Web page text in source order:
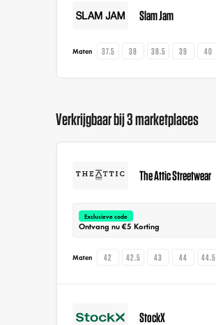
Slam Jam
Maten 37.5 38 38.5 39 40
Verkrijgbaar bij 3 marketplaces
The Attic Streetwear
Exclusieve code
Ontvang nu €5 Korting
Maten 42 42.5 43 44 44.5
StockX